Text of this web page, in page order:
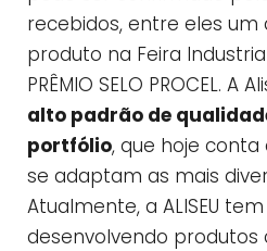
recebidos, entre eles um
produto na Feira
PRÊMIO SELO PROCEL.
alto padrão de
portfólio, que hoje
se adaptam as mais
Atualmente, a ALISEU
desenvolvendo